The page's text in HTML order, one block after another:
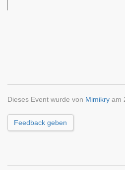
Dieses Event wurde von Mimikry am
Feedback geben